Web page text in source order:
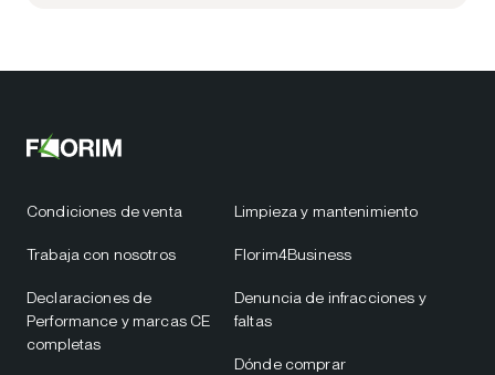
Condiciones de venta
Trabaja con nosotros
Declaraciones de
Performance y marcas CE
completas
Limpieza y mantenimiento
Florim4Business
Denuncia de infracciones y
faltas
Dónde comprar